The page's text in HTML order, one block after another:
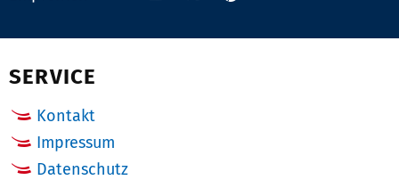
SERVICE
Kontakt
Impressum
Datenschutz